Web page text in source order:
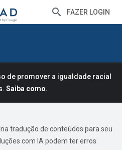
FAZER LOGIN
de promover a igualdade racial
Saiba como.
tradução de conteúdos para seu
com IA podem ter erros.